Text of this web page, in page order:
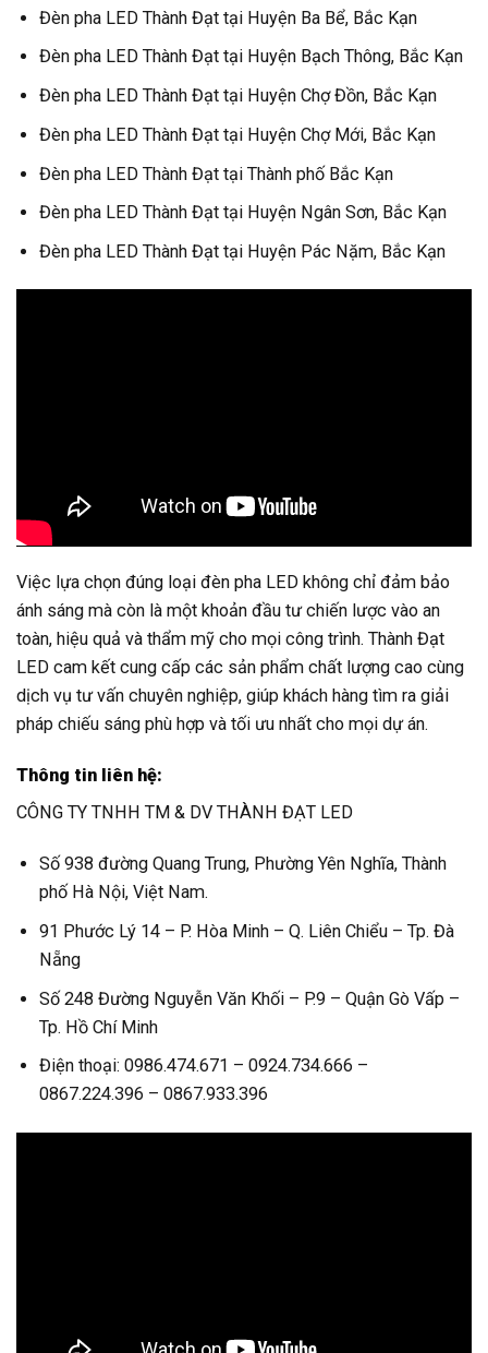
Đèn pha LED Thành Đạt tại Huyện Ba Bể, Bắc Kạn
Đèn pha LED Thành Đạt tại Huyện Bạch Thông, Bắc Kạn
Đèn pha LED Thành Đạt tại Huyện Chợ Đồn, Bắc Kạn
Đèn pha LED Thành Đạt tại Huyện Chợ Mới, Bắc Kạn
Đèn pha LED Thành Đạt tại Thành phố Bắc Kạn
Đèn pha LED Thành Đạt tại Huyện Ngân Sơn, Bắc Kạn
Đèn pha LED Thành Đạt tại Huyện Pác Nặm, Bắc Kạn
Việc lựa chọn đúng loại đèn pha LED không chỉ đảm bảo
ánh sáng mà còn là một khoản đầu tư chiến lược vào an
toàn, hiệu quả và thẩm mỹ cho mọi công trình. Thành Đạt
LED cam kết cung cấp các sản phẩm chất lượng cao cùng
dịch vụ tư vấn chuyên nghiệp, giúp khách hàng tìm ra giải
pháp chiếu sáng phù hợp và tối ưu nhất cho mọi dự án.
Thông tin liên hệ:
CÔNG TY TNHH TM & DV THÀNH ĐẠT LED
Số 938 đường Quang Trung, Phường Yên Nghĩa, Thành
phố Hà Nội, Việt Nam.
91 Phước Lý 14 – P. Hòa Minh – Q. Liên Chiểu – Tp. Đà
Nẵng
Số 248 Đường Nguyễn Văn Khối – P.9 – Quận Gò Vấp –
Tp. Hồ Chí Minh
Điện thoại: 0986.474.671 – 0924.734.666 –
0867.224.396 – 0867.933.396